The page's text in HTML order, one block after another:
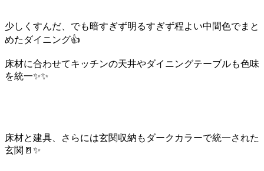
少しくすんだ、でも暗すぎず明るすぎず程よい中間色でまと
めたダイニング👍
床材に合わせてキッチンの天井やダイニングテーブルも色味
を統一✨✨
床材と建具、さらには玄関収納もダークカラーで統一された
玄関🚪✨